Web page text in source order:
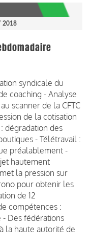
2018
syndicale du
coaching - Analyse
scanner de la CFTC
de la cotisation
dégradation des
- Télétravail :
préalablement -
hautement
la pression sur
pour obtenir les
de 12
compétences :
Des fédérations
la haute autorité de